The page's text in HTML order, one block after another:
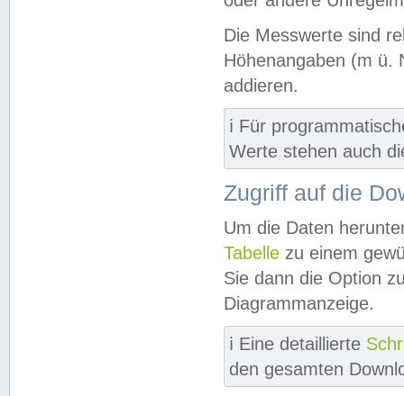
Die Messwerte sind
Höhenangaben (m ü.
addieren.
ℹ️ Für
Werte stehen auch
Zugriff auf die
Um die Daten
Tabelle zu einem
Sie dann die Option
Diagrammanzeige.
ℹ️ Eine detaillierte
den gesamten